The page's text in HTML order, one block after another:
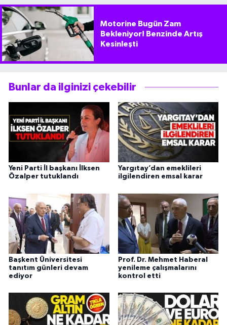
Motorine Bugün Zam
Bekleniyor! Benzinde Artış
Kesinleşti
Bunlar da ilginizi çekebilir
Yeni Parti İl başkanı İlksen
Özalper tutuklandı
Yargıtay’dan emeklileri
ilgilendiren emsal karar
Başkent Üniversitesi
tanıtım günleri devam
ediyor
Prof. Dr. Mehmet Haberal
yenileme çalışmalarını
kontrol etti